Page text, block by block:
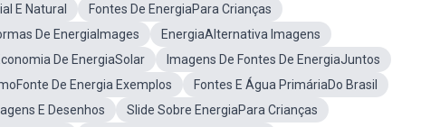
E Natural
Fontes De EnergiaPara Crianças
De EnergiaImages
EnergiaAlternativa Imagens
De EnergiaSolar
Imagens De Fontes De EnergiaJuntos
De Energia Exemplos
Fontes E Água PrimáriaDo Brasil
E Desenhos
Slide Sobre EnergiaPara Crianças